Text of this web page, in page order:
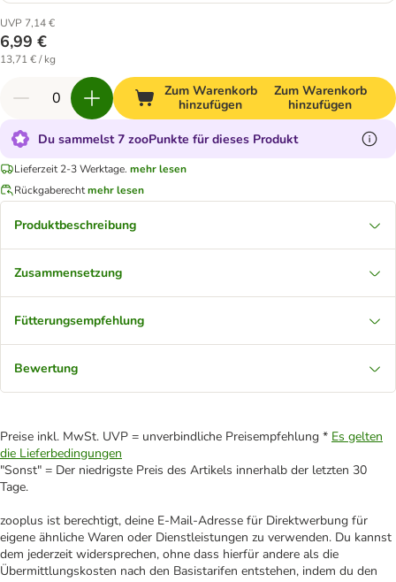
UVP 7,14 €
6,99 €
13,71 € / kg
Zum Warenkorb
hinzufügen
Zum Warenkorb
hinzufügen
Du sammelst 7 zooPunkte für dieses Produkt
Lieferzeit 2-3 Werktage. mehr lesen
Rückgaberechtmehr lesen
Produktbeschreibung
Zusammensetzung
Fütterungsempfehlung
Bewertung
Preise inkl. MwSt. UVP = unverbindliche Preisempfehlung * Es gelten
die Lieferbedingungen
"Sonst" = Der niedrigste Preis des Artikels innerhalb der letzten 30
Tage.
zooplus ist berechtigt, deine E-Mail-Adresse für Direktwerbung für
eigene ähnliche Waren oder Dienstleistungen zu verwenden. Du kannst
dem jederzeit widersprechen, ohne dass hierfür andere als die
Übermittlungskosten nach den Basistarifen entstehen, indem du den